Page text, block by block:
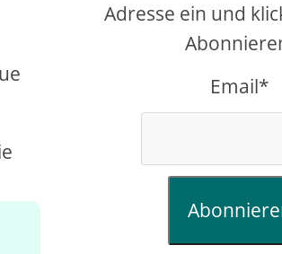
Adresse ein und
Email*